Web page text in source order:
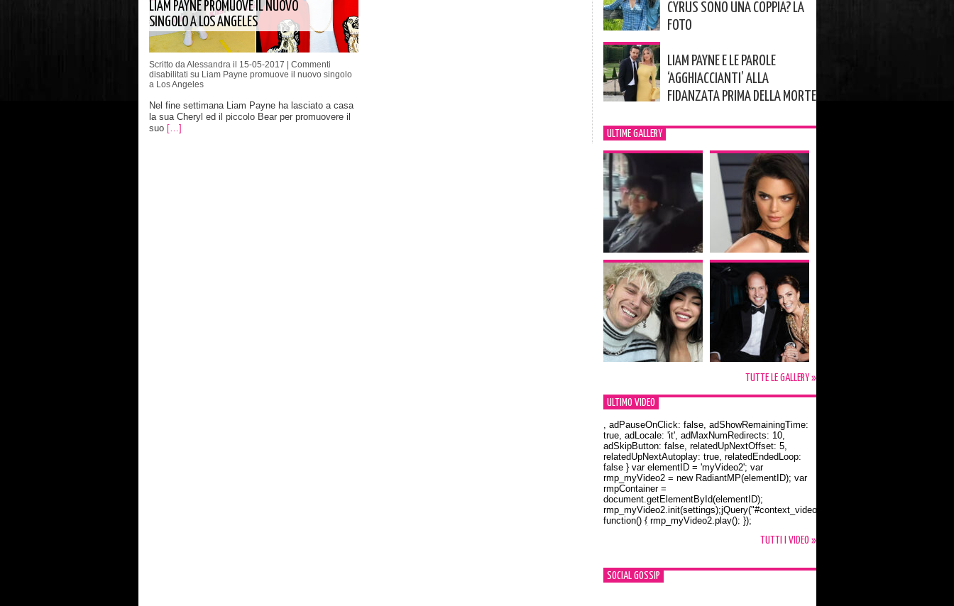
LIAM PAYNE PROMUOVE IL NUOVO
SINGOLO A LOS ANGELES
Scritto da Alessandra il 15-05-2017 | Commenti
disabilitati su Liam Payne promuove il nuovo singolo
a Los Angeles
Nel fine settimana Liam Payne ha lasciato a casa
la sua Cheryl ed il piccolo Bear per promuovere il
suo […]
CYRUS SONO UNA COPPIA? LA
FOTO
LIAM PAYNE E LE PAROLE
‘AGGHIACCIANTI’ ALLA
FIDANZATA PRIMA DELLA MORTE
ULTIME GALLERY
TUTTE LE GALLERY »
ULTIMO VIDEO
Orlando Bloom e la t-shirt dedicata a Flynn
, adPauseOnClick: false, adShowRemainingTime:
true, adLocale: 'it', adMaxNumRedirects: 10,
adSkipButton: false, relatedUpNextOffset: 5,
relatedUpNextAutoplay: true, relatedEndedLoop:
false } var elementID = 'myVideo2'; var
rmp_myVideo2 = new RadiantMP(elementID); var
rmpContainer =
document.getElementById(elementID);
rmp_myVideo2.init(settings);jQuery("#context_video2").one("mouseover",
function() { rmp_myVideo2.play(); });
TUTTI I VIDEO »
SOCIAL GOSSIP